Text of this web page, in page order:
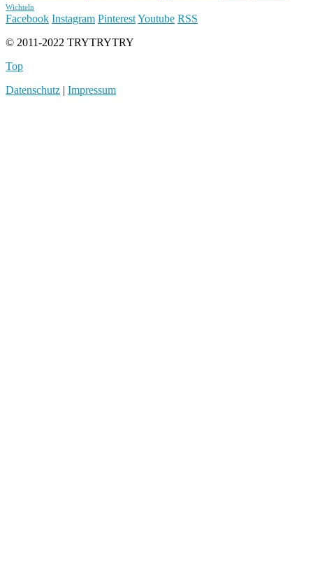
Wichteln
Facebook Instagram PinterestYoutube RSS
© 2011-2022 TRYTRYTRY
Top
Datenschutz | Impressum